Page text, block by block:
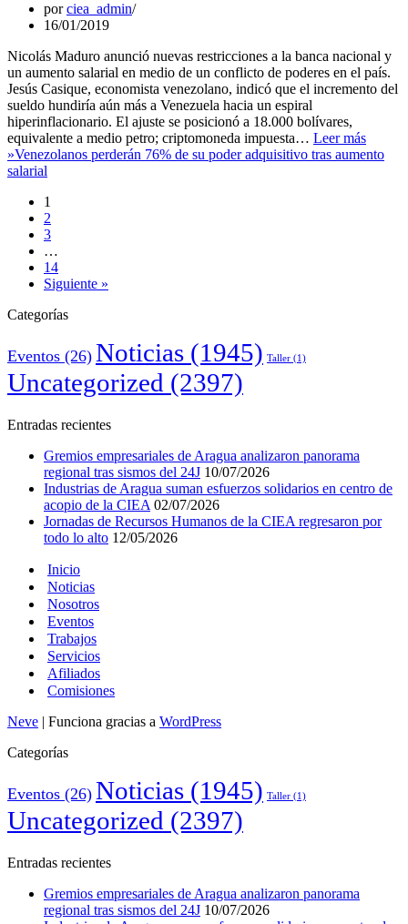
porciea_admin
16/01/2019
Nicolás Maduro anunció nuevas restricciones a la banca nacional y
un aumento salarial en medio de un conflicto de poderes en el país.
Jesús Casique, economista venezolano, indicó que el incremento del
sueldo hundiría aún más a Venezuela hacia un espiral
hiperinflacionario. El ajuste se posicionó a 18.000 bolívares,
equivalente a medio petro; criptomoneda impuesta… Leer más
»Venezolanos perderán 76% de su poder adquisitivo tras aumento
salarial
1
2
3
…
14
Siguiente »
Categorías
Eventos (26) Noticias (1945) Taller (1)
Uncategorized (2397)
Entradas recientes
Gremios empresariales de Aragua analizaron panorama
regional tras sismos del 24J 10/07/2026
Industrias de Aragua suman esfuerzos solidarios en centro de
acopio de la CIEA 02/07/2026
Jornadas de Recursos Humanos de la CIEA regresaron por
todo lo alto 12/05/2026
Inicio
Noticias
Nosotros
Eventos
Trabajos
Servicios
Afiliados
Comisiones
Neve | Funciona gracias a WordPress
Categorías
Eventos (26) Noticias (1945) Taller (1)
Uncategorized (2397)
Entradas recientes
Gremios empresariales de Aragua analizaron panorama
regional tras sismos del 24J 10/07/2026